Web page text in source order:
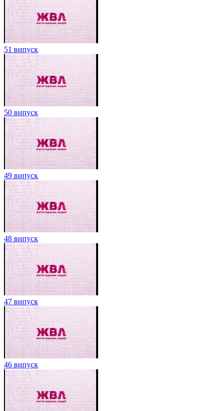
51 випуск
50 випуск
49 випуск
48 випуск
47 випуск
46 випуск